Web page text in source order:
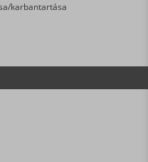
karbantartása